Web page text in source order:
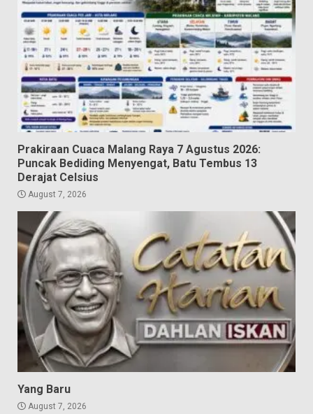
Prakiraan Cuaca Malang Raya 7 Agustus 2026:
Puncak Bediding Menyengat, Batu Tembus 13
Derajat Celsius
August 7, 2026
Yang Baru
August 7, 2026